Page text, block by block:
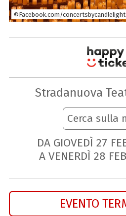
©Facebook.com/concertsbycandlelight
Stradanuova
Cerca sulla
DA GIOVEDÌ 27
A VENERDÌ 28
EVENTO